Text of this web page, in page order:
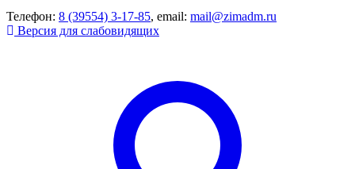
Телефон: 8 (39554) 3-17-85, email: mail@zimadm.ru
Версия для слабовидящих